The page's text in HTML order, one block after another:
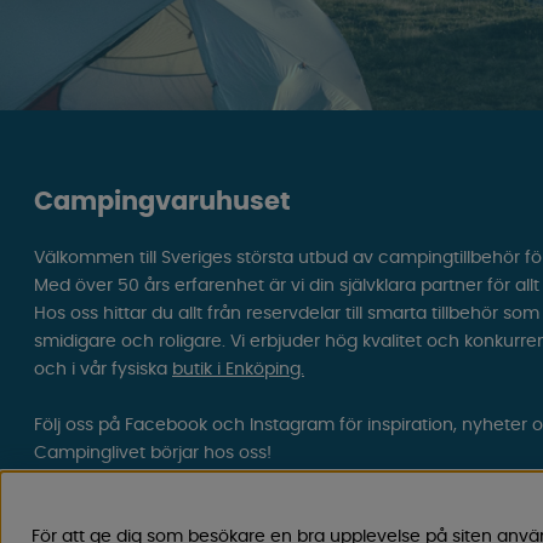
Campingvaruhuset
Välkommen till Sveriges största utbud av campingtillbehör
Med över 50 års erfarenhet är vi din självklara partner för
Hos oss hittar du allt från reservdelar till smarta tillbehör
smidigare och roligare. Vi erbjuder hög kvalitet och
och i vår fysiska butik i Enköping.
Följ oss på Facebook och Instagram för inspiration, nyheter
Campinglivet börjar hos oss!
För att ge dig som besökare en bra upplevelse på siten